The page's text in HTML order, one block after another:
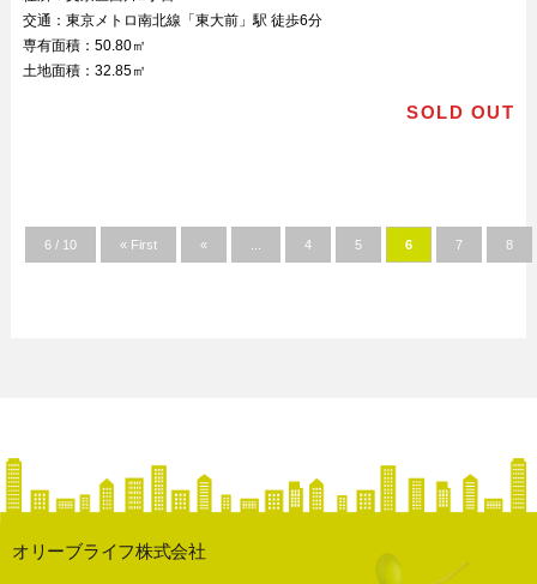
交通： 東京メトロ南北線「東大前」駅 徒歩6分
専有面積： 50.80㎡
土地面積： 32.85㎡
SOLD OUT
6 / 10 « First « 4 5 6 7 8
オリーブライフ株式会社